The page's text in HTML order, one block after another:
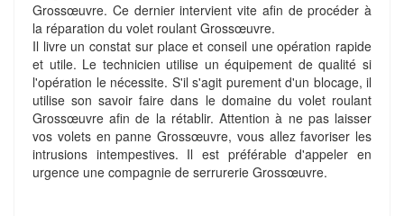
Grossœuvre. Ce dernier intervient vite afin de procéder à
la réparation du volet roulant Grossœuvre.
Il livre un constat sur place et conseil une opération rapide
et utile. Le technicien utilise un équipement de qualité si
l'opération le nécessite. S'il s'agit purement d'un blocage, il
utilise son savoir faire dans le domaine du volet roulant
Grossœuvre afin de la rétablir. Attention à ne pas laisser
vos volets en panne Grossœuvre, vous allez favoriser les
intrusions intempestives. Il est préférable d'appeler en
urgence une compagnie de serrurerie Grossœuvre.